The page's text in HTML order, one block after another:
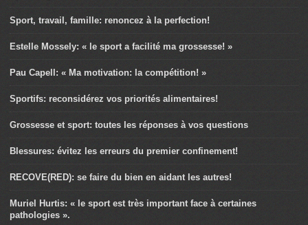
Sport, travail, famille: renoncez à la perfection!
Estelle Mossely: « le sport a facilité ma grossesse! »
Pau Capell: « Ma motivation: la compétition! »
Sportifs: reconsidérez vos priorités alimentaires!
Grossesse et sport: toutes les réponses à vos questions
Blessures: évitez les erreurs du premier confinement!
RECOVE(RED): se faire du bien en aidant les autres!
Muriel Hurtis: « le sport est très important face à certaines
pathologies ».